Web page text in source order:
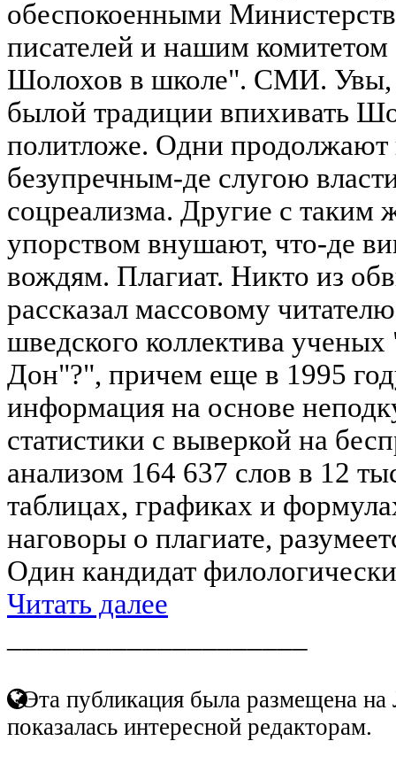
обеспокоенными
писателей и нашим
Шолохов в школе". СМИ. Увы,
былой традиции впихивать
политложе. Одни продолжают
безупречным-де слугою
соцреализма. Другие с таким
упорством внушают, что-де
вождям. Плагиат. Никто из
рассказал массовому
шведского коллектива
Дон"?", причем еще в 1995
информация на основе
статистики с выверкой на
анализом 164 637 слов в 12
таблицах, графиках и
наговоры о плагиате,
Один кандидат
Читать далее
Эта публикация была размещена на
показалась интересной редакторам.